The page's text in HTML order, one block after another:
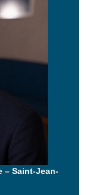
– Saint-Jean-